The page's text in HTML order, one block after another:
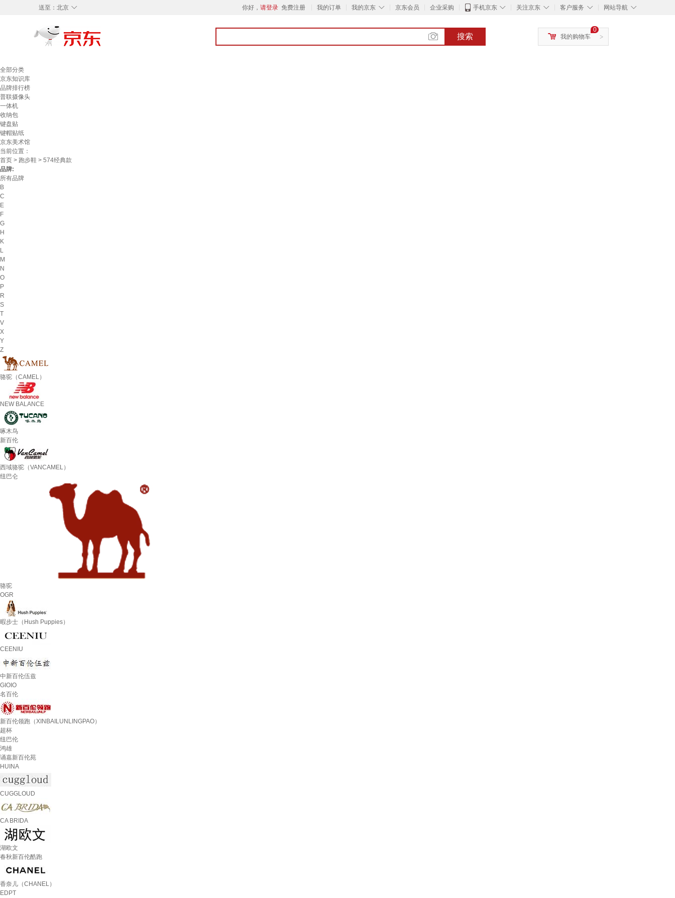
◇
送至： 北京 你好， 请登录 免费注册 我的订单 ◇
我的京东 京东会员 企业采购 ◇
手机京东 ◇
关注京东 ◇
客户服务 ◇
网站导航
搜索 >
0
我的购物车
全部分类
京东知识库
品牌排行榜
普联摄像头
一体机
收纳包
键盘贴
键帽贴纸
京东美术馆
当前位置：
首页 > 跑步鞋 > 574经典款
品牌:
所有品牌
B
C
E
F
G
H
K
L
M
N
O
P
R
S
T
V
X
Y
Z
骆驼（CAMEL）
NEW BALANCE
啄木鸟
新百伦
西域骆驼（VANCAMEL）
纽巴仑
骆驼
OGR
暇步士（Hush Puppies）
CEENIU
中新百伦伍兹
GIOIO
名百伦
新百伦领跑（XINBAILUNLINGPAO）
超杯
纽巴伦
鸿雄
诵嘉新百伦苑
HUINA
CUGGLOUD
CA BRIDA
湖欧文
春秋新百伦酷跑
香奈儿（CHANEL）
EDPT